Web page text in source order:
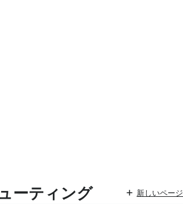
ーティング 新しいページ